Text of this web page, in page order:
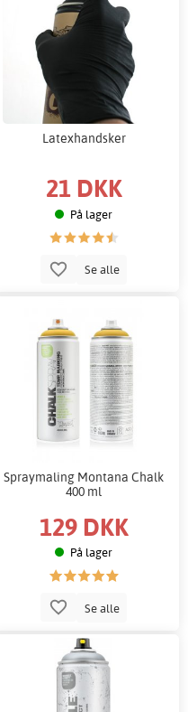
Latexhandsker
21 DKK
På lager
Se alle
Spraymaling Montana Chalk
400 ml
129 DKK
På lager
Se alle